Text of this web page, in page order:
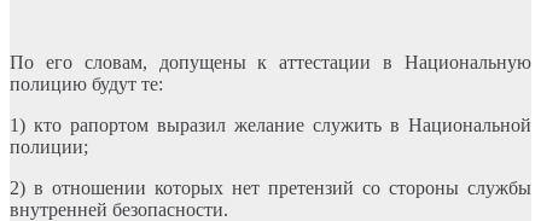
По его словам, допущены к аттестации в Национальную
полицию будут те:
1) кто рапортом выразил желание служить в Национальной
полиции;
2) в отношении которых нет претензий со стороны службы
внутренней безопасности.